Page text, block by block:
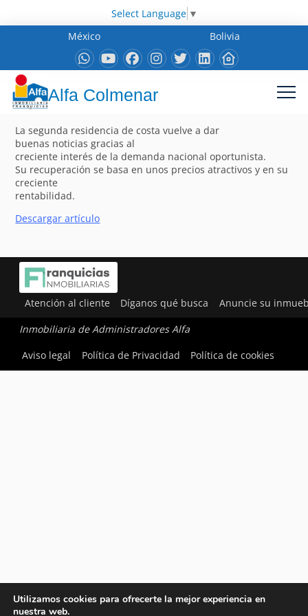
Select Language ▼
México
Bolivia
Alfa Colmenar
La segunda residencia de costa vuelve a dar
buenas noticias gracias al
creciente interés de la demanda nacional oportunista.
Su recuperación se basa en unos precios atractivos y en su
creciente
rentabilidad.
Descargar artículo
Atención al cliente Díganos qué busca Anuncie su
Inmobiliaria de Administradores Alfa
Aviso legal
Política de Privacidad Política de cookies
Utilizamos cookies para ofrecerte la mejor experiencia en
nuestra web.